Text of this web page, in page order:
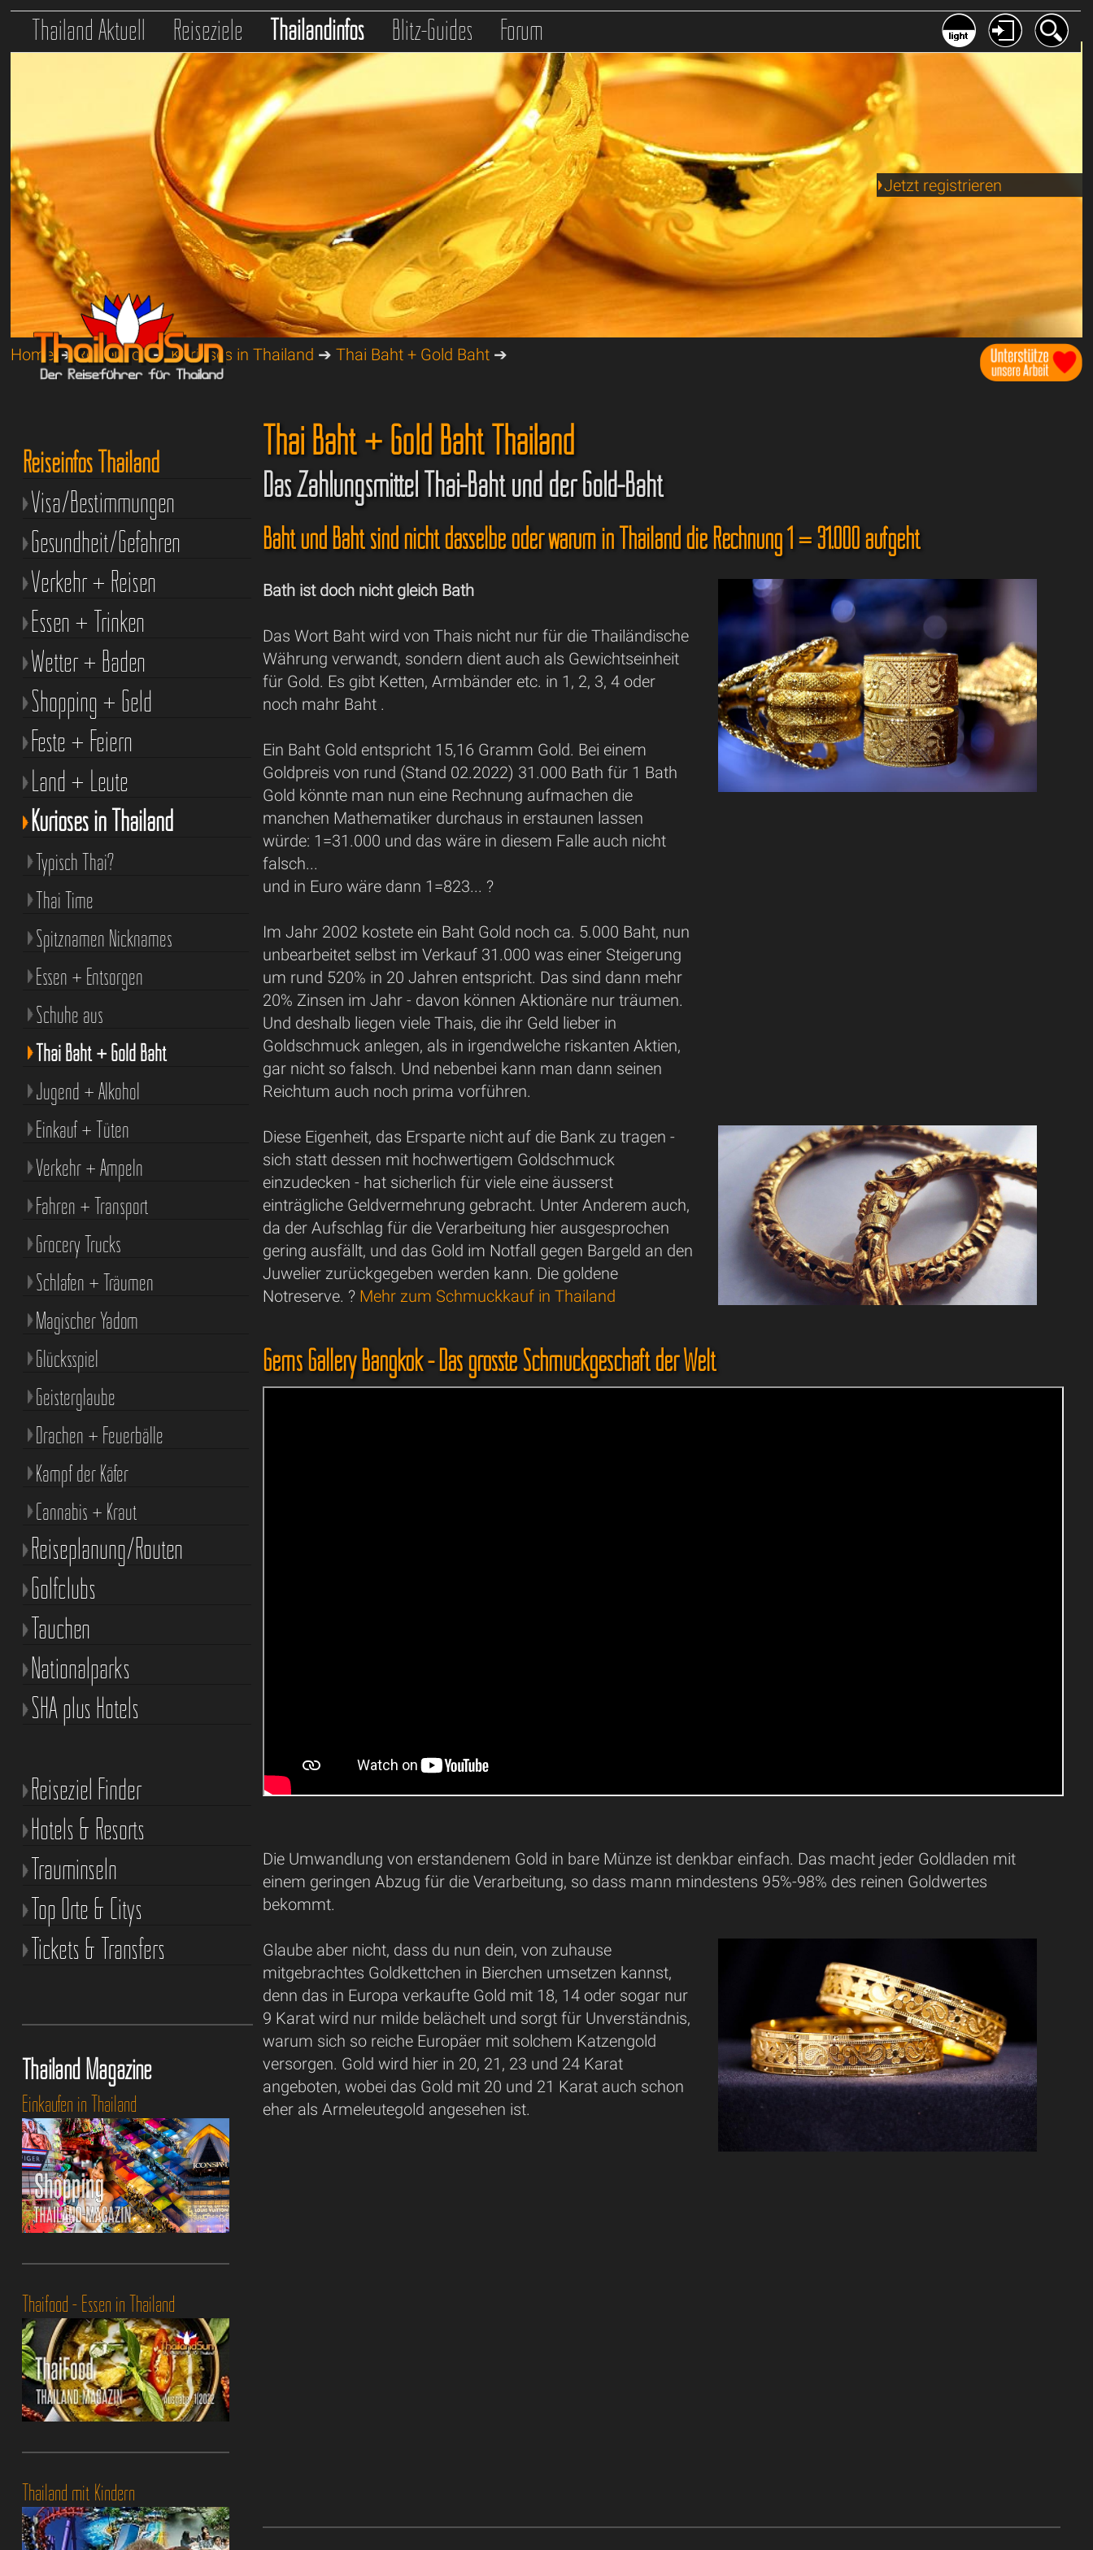
Thailand Aktuell Reiseziele Thailandinfos Blitz-Guides Forum
Jetzt registrieren
Home➔Reiseinfos➔Kurioses in Thailand ➔Thai Baht + Gold Baht ➔
Thai Baht + Gold Baht Thailand
Das Zahlungsmittel Thai-Baht und der Gold-Baht
Baht und Baht sind nicht dasselbe oder warum in Thailand die Rechnung 1 = 31.000 aufgeht
Bath ist doch nicht gleich Bath
Das Wort Baht wird von Thais nicht nur für die Thailändische
Währung verwandt, sondern dient auch als Gewichtseinheit
für Gold. Es gibt Ketten, Armbänder etc. in 1, 2, 3, 4 oder
noch mahr Baht .
Ein Baht Gold entspricht 15,16 Gramm Gold. Bei einem
Goldpreis von rund (Stand 02.2022) 31.000 Bath für 1 Bath
Gold könnte man nun eine Rechnung aufmachen die
manchen Mathematiker durchaus in erstaunen lassen
würde: 1=31.000 und das wäre in diesem Falle auch nicht
falsch...
und in Euro wäre dann 1=823... ?
Im Jahr 2002 kostete ein Baht Gold noch ca. 5.000 Baht, nun
unbearbeitet selbst im Verkauf 31.000 was einer Steigerung
um rund 520% in 20 Jahren entspricht. Das sind dann mehr
20% Zinsen im Jahr - davon können Aktionäre nur träumen.
Und deshalb liegen viele Thais, die ihr Geld lieber in
Goldschmuck anlegen, als in irgendwelche riskanten Aktien,
gar nicht so falsch. Und nebenbei kann man dann seinen
Reichtum auch noch prima vorführen.
Diese Eigenheit, das Ersparte nicht auf die Bank zu tragen -
sich statt dessen mit hochwertigem Goldschmuck
einzudecken - hat sicherlich für viele eine äusserst
einträgliche Geldvermehrung gebracht. Unter Anderem auch,
da der Aufschlag für die Verarbeitung hier ausgesprochen
gering ausfällt, und das Gold im Notfall gegen Bargeld an den
Juwelier zurückgegeben werden kann. Die goldene
Notreserve. ? Mehr zum Schmuckkauf in Thailand
Gems Gallery Bangkok - Das grösste Schmuckgeschäft der Welt
Die Umwandlung von erstandenem Gold in bare Münze ist denkbar einfach. Das macht jeder Goldladen mit
einem geringen Abzug für die Verarbeitung, so dass mann mindestens 95%-98% des reinen Goldwertes
bekommt.
Glaube aber nicht, dass du nun dein, von zuhause
mitgebrachtes Goldkettchen in Bierchen umsetzen kannst,
denn das in Europa verkaufte Gold mit 18, 14 oder sogar nur
9 Karat wird nur milde belächelt und sorgt für Unverständnis,
warum sich so reiche Europäer mit solchem Katzengold
versorgen. Gold wird hier in 20, 21, 23 und 24 Karat
angeboten, wobei das Gold mit 20 und 21 Karat auch schon
eher als Armeleutegold angesehen ist.
Reiseinfos Thailand
Visa/Bestimmungen
Gesundheit/Gefahren
Verkehr + Reisen
Essen + Trinken
Wetter + Baden
Shopping + Geld
Feste + Feiern
Land + Leute
Kurioses in Thailand
Typisch Thai?
Thai Time
Spitznamen Nicknames
Essen + Entsorgen
Schuhe aus
Thai Baht + Gold Baht
Jugend + Alkohol
Einkauf + Tüten
Verkehr + Ampeln
Fahren + Transport
Grocery Trucks
Schlafen + Träumen
Magischer Yadom
Glücksspiel
Geisterglaube
Drachen + Feuerbälle
Kampf der Käfer
Cannabis + Kraut
Reiseplanung/Routen
Golfclubs
Tauchen
Nationalparks
SHA plus Hotels
Reiseziel Finder
Hotels & Resorts
Trauminseln
Top Orte & Citys
Tickets & Transfers
Thailand Magazine
Einkaufen in Thailand
Thaifood - Essen in Thailand
Thailand mit Kindern